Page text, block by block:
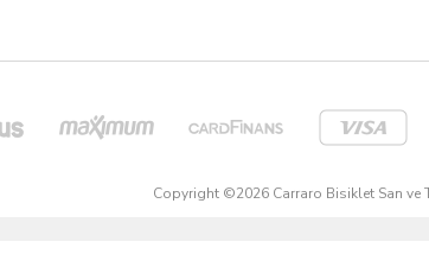
Copyright ©2026 Carraro Bisiklet San ve